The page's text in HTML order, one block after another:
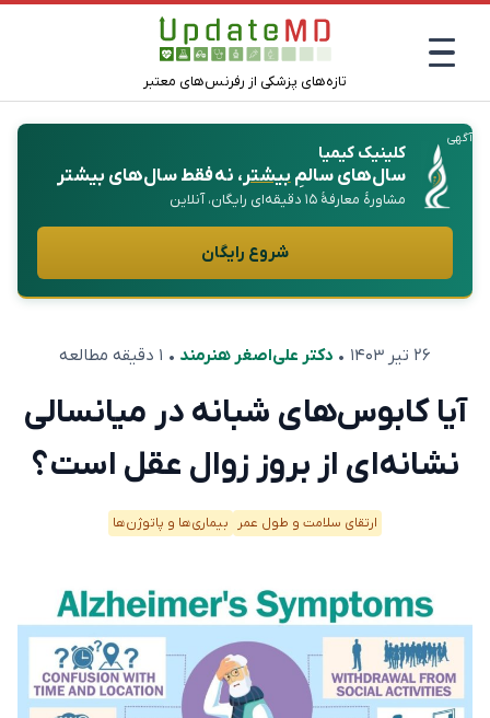
تازه‌های پزشکی از رفرنس‌های معتبر
آگهی
کلینیک کیمیا
سال‌های سالمِبیشتر، نه فقط سال‌های بیشتر
مشاورهٔ معارفهٔ ۱۵ دقیقه‌ای رایگان، آنلاین
شروع رایگان
۲۶ تیر ۱۴۰۳ • دکتر علی‌اصغر هنرمند • ۱ دقیقه مطالعه
آیا کابوس‌های شبانه در میانسالی
نشانه‌ای از بروز زوال عقل است؟
ارتقای سلامت و طول عمر بیماری‌ها و پاتوژن‌ها